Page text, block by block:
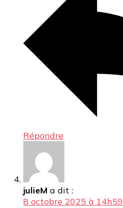
Répondre
julieM a dit :
8 octobre 2025 à 14h59